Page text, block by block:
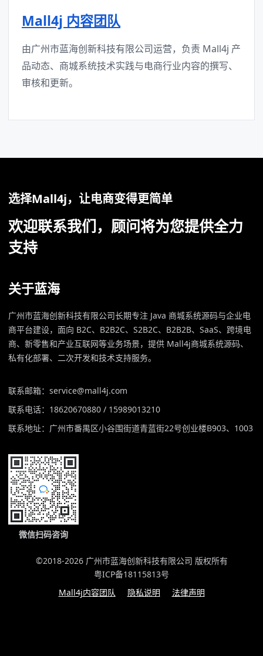
Mall4j 内容团队
由广州市蓝海创新科技有限公司运营，负责 Mall4j 产
品动态、商城系统技术实践与电商行业内容的撰写、
审核和更新。
选择Mall4j，让电商变得更简单
欢迎联系我们，顾问将为您提供全力
支持
关于蓝海
广州市蓝海创新科技有限公司长期专注 Java 商城系统源码与企业电
商平台建设，面向 B2C、B2B2C、S2B2C、B2B2B、SaaS、跨境电
商、新零售和产业互联网等业务场景，提供 Mall4j商城系统源码、
私有化部署、二次开发和技术支持服务。
联系邮箱：service@mall4j.com
联系电话：18620670880 / 15989013210
联系地址：广州市番禺区小谷围街道青蓝街22号创业楼B903、1003
微信扫码咨询
©2018-2026 广州市蓝海创新科技有限公司 版权所有
粤ICP备18115813号
Mall4j内容团队
隐私说明 法律声明